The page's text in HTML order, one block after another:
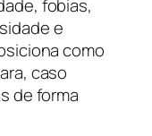
fobias,
e
como
caso
de forma